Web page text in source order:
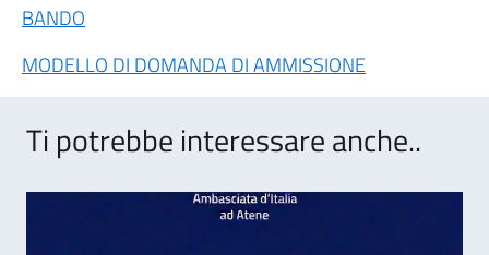
BANDO
MODELLO DI DOMANDA DI AMMISSIONE
Ti potrebbe interessare anche..